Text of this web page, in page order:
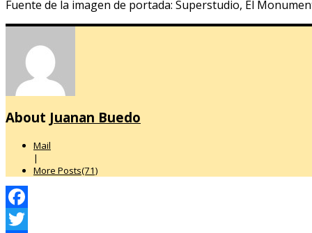
Fuente de la imagen de portada: Superstudio, El
About Juanan Buedo
Mail
|
More Posts(71)
Facebook